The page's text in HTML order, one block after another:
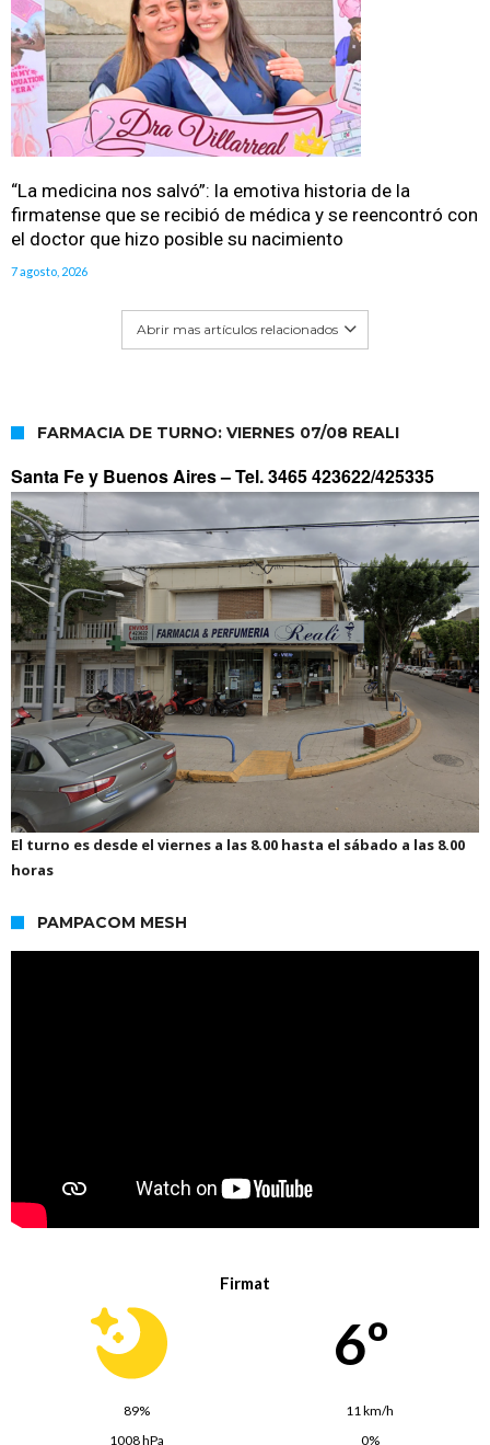
“La medicina nos salvó”: la emotiva historia de la
firmatense que se recibió de médica y se reencontró con
el doctor que hizo posible su nacimiento
7 agosto, 2026
Abrir mas artículos relacionados
FARMACIA DE TURNO: VIERNES 07/08 REALI
Santa Fe y Buenos Aires –Tel. 3465 423622/425335
El turno es desde el viernes a las 8.00 hasta el sábado a las 8.00
horas
PAMPACOM MESH
Firmat
6º
89%
11 km/h
1008 hPa
0%